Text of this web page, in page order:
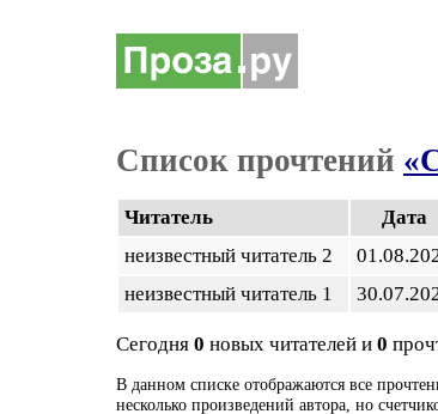
Список прочтений
Читатель Дата
неизвестный читатель 2
неизвестный читатель 1
Сегодня 0 новых читателей и 0
В данном списке отображаются все
несколько произведений автора, но